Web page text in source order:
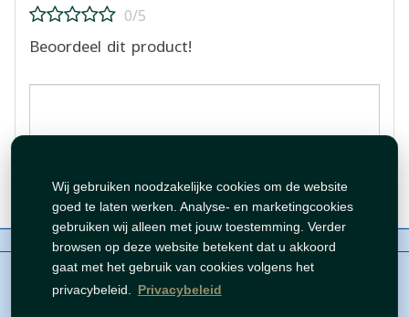
Wij gebruiken noodzakelijke cookies om de website
goed te laten werken. Analyse- en marketingcookies
gebruiken wij alleen met jouw toestemming. Verder
browsen op deze website betekent dat u akkoord
gaat met het gebruik van cookies volgens het
privacybeleid. Privacybeleid
0/5
Beoordeel dit product!
Beoordeling plaatsen
Over ons Beleid
WhatsAppen
auteursrechten©Tawfeer 2018-2026